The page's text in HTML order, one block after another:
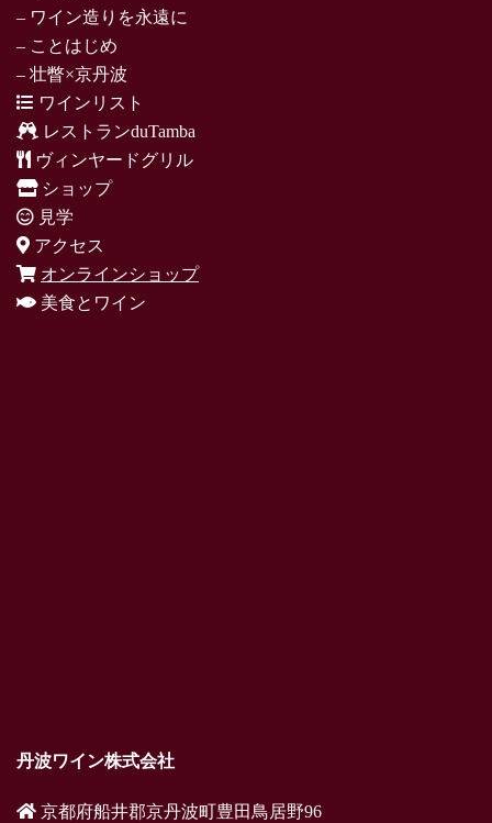
– ワイン造りを永遠に
– ことはじめ
– 壮瞥×京丹波
ワインリスト
レストランduTamba
ヴィンヤードグリル
ショップ
見学
アクセス
オンラインショップ
美食とワイン
丹波ワイン株式会社
京都府船井郡京丹波町豊田鳥居野96